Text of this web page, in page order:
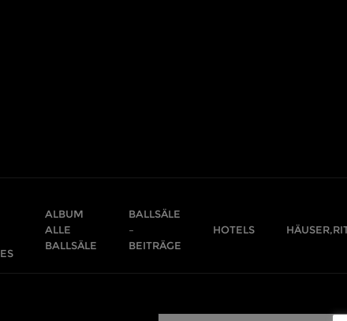
ALBUM
ALLE
BALLSÄLE
BALLSÄLE
–
BEITRÄGE
HOTELS